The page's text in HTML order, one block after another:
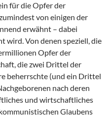
für die Opfer der
von einigen der
erwähnt – dabei
wird. Von denen speziell, die
Opfer der
die zwei Drittel der
beherrschte (und ein Drittel
nach deren
und wirtschaftliches
Glaubens